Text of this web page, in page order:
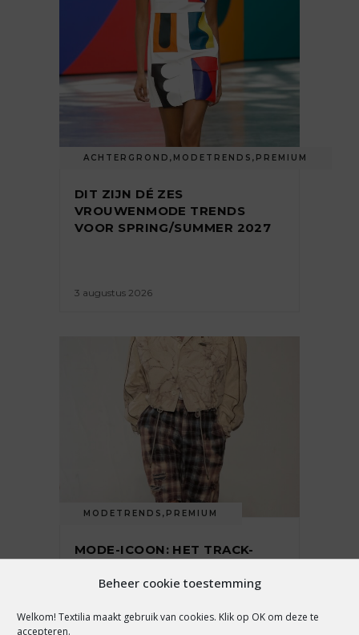
Beheer cookie toestemming
Welkom! Textilia maakt gebruik van cookies. Klik op OK om deze te
accepteren.
ACHTERGROND , MODETRENDS , PREMIUM
DIT ZIJN DÉ ZES
VROUWENMODE TRENDS
VOOR SPRING/SUMMER 2027
3 augustus 2026
MODETRENDS , PREMIUM
MODE-ICOON: HET TRACK-